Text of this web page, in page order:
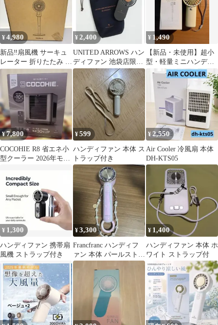
¥4,980
新品‼️扇風機 サーキュ
レーター 折りたたみ 静
音 DCモーター 首振り
暑さ対策
¥2,400
UNITED ARROWS ハン
ディファン 池袋店限定
ノベルティ
¥ 1,490
【新品・未使用】超小
型・軽量ミニハンディ
ファン/乾電池式 / アイ
ボリー
¥7,800
COCOHIE R8 省エネ小
型クーラー 2026年モデ
¥599
ハンディファン 本体 ス
トラップ付き
¥2,550
Air Cooler 冷風扇 本体
DH-KTS05
¥ 1,300
ハンディファン 携帯扇
風機 ストラップ付き
¥3,300
Francfranc ハンディフ
ァン 本体 パールストラ
ップ付
¥ 1,400
ハンディファン 本体 ホ
ワイト ストラップ付